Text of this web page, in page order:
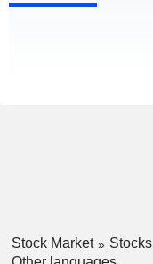
Stock Market Stocks